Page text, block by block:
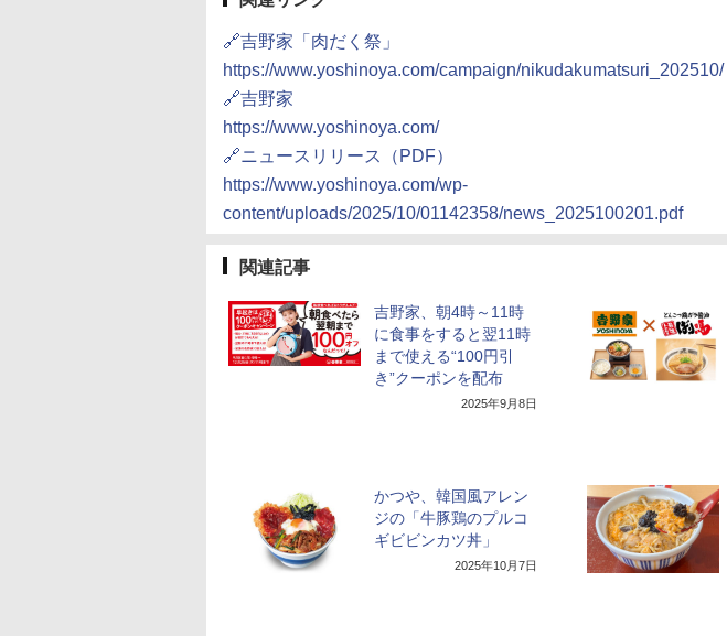
🔗吉野家「肉だく祭」
https://www.yoshinoya.com/campaign/nikudakumatsuri_202510/
🔗吉野家
https://www.yoshinoya.com/
🔗ニュースリリース（PDF）
https://www.yoshinoya.com/wp-
content/uploads/2025/10/01142358/news_2025100201.pdf
関連記事
吉野家、朝4時～11時
に食事をすると翌11時
まで使える“100円引
き”クーポンを配布
2025年9月8日
かつや、韓国風アレン
ジの「牛豚鶏のプルコ
ギビビンカツ丼」
2025年10月7日